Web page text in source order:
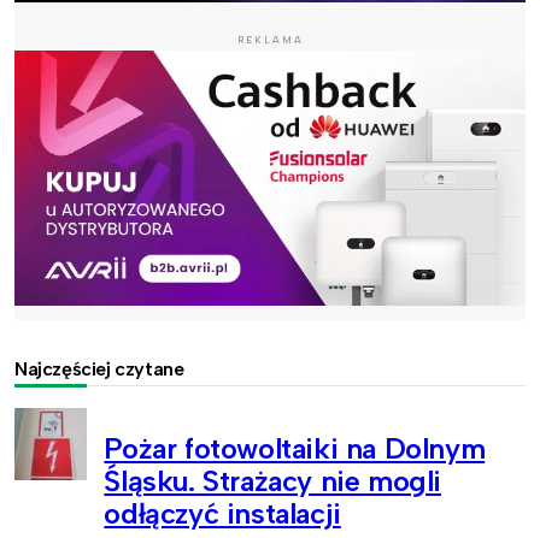
REKLAMA
Najczęściej czytane
Pożar fotowoltaiki na Dolnym
Śląsku. Strażacy nie mogli
odłączyć instalacji